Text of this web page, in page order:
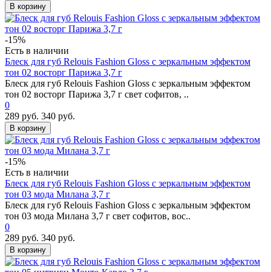
В корзину
-15%
Есть в наличии
Блеск для губ Relouis Fashion Gloss с зеркальным эффектом
тон 02 восторг Парижа 3,7 г
Блеск для губ Relouis Fashion Gloss с зеркальным эффектом
тон 02 восторг Парижа 3,7 г свет софитов, ..
0
289 руб. 340 руб.
В корзину
-15%
Есть в наличии
Блеск для губ Relouis Fashion Gloss с зеркальным эффектом
тон 03 мода Милана 3,7 г
Блеск для губ Relouis Fashion Gloss с зеркальным эффектом
тон 03 мода Милана 3,7 г свет софитов, вос..
0
289 руб. 340 руб.
В корзину